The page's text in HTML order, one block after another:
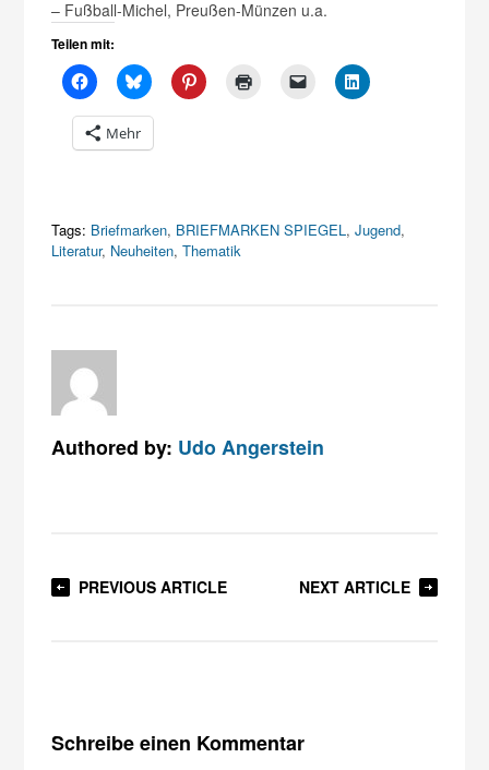
– Fußball-Michel, Preußen-Münzen u.a.
Teilen mit:
Mehr
Tags: Briefmarken, BRIEFMARKEN SPIEGEL ,Jugend,
Literatur, Neuheiten,Thematik
Authored by: Udo Angerstein
PREVIOUS ARTICLE NEXT ARTICLE
Schreibe einen Kommentar